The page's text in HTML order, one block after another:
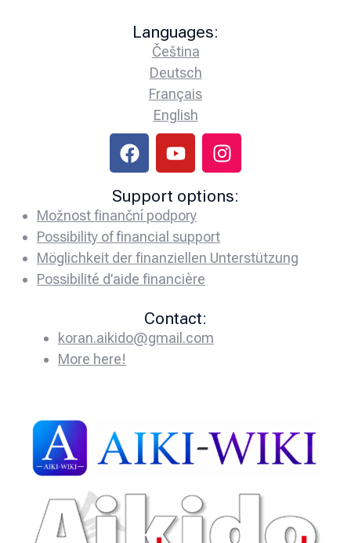
Languages:
Čeština
Deutsch
Français
English
Support options:
Možnost finanční podpory
Possibility of financial support
Möglichkeit der finanziellen Unterstützung
Possibilité d’aide financière
Contact:
koran.aikido@gmail.com
More here!